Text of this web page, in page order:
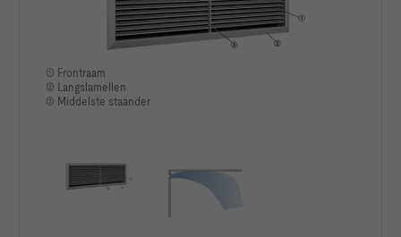
① Frontraam
② Langslamellen
③ Middelste staander